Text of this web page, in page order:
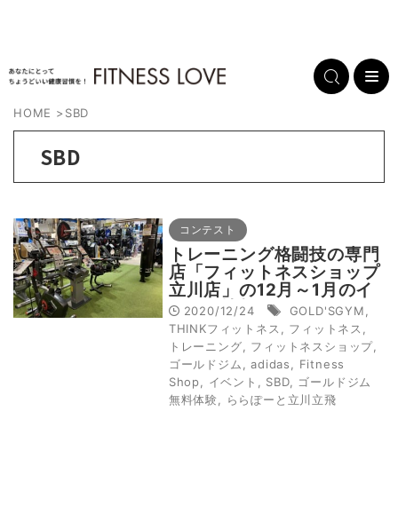
HOME >SBD
SBD
コンテスト
トレーニング格闘技の専門
店「フィットネスショップ
立川店」の12月～1月のイ
ベント情報
2020/12/24 GOLD'SGYM
THINKフィットネス
フィットネス
トレーニング
フィットネスショップ
ゴールドジム
,adidas
Fitness
Shop
イベント SBD,
ゴールドジム
無料体験
ららぽーと立川立飛